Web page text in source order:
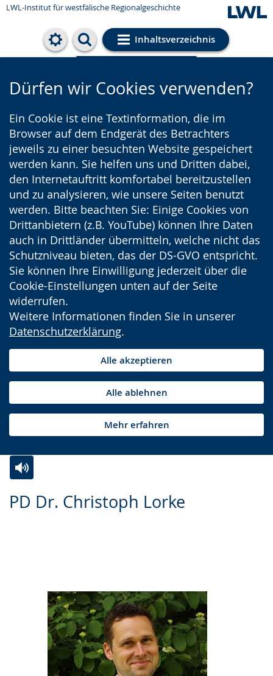
LWL-Institut für westfälische Regionalgeschichte
Inhaltsverzeichnis
Cookie-Einstellungen
Dürfen wir Cookies verwenden?
Ein Cookie ist eine Textinformation, die im
Browser auf dem Endgerät des Betrachters
jeweils zu einer besuchten Website gespeichert
werden kann. Sie helfen uns und Dritten dabei,
den Internetauftritt komfortabel bereitzustellen
und zu analysieren, wie unsere Seiten benutzt
werden. Bitte beachten Sie: Einige Cookies von
Drittanbietern (z.B. YouTube) können Ihre Daten
auch in Drittländer übermitteln, welche nicht das
Schutzniveau bieten, das der DS-GVO entspricht.
Sie können Ihre Einwilligung jederzeit über die
Cookie-Einstellungen unten auf der Seite
widerrufen.
Weitere Informationen finden Sie in unserer
Datenschutzerklärung.
Alle akzeptieren
Alle ablehnen
Mehr erfahren
PD Dr. Christoph Lorke
Leichten
Audio-
Video
angezeigt.